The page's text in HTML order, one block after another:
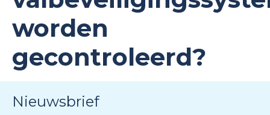
worden
gecontroleerd?
Nieuwsbrief